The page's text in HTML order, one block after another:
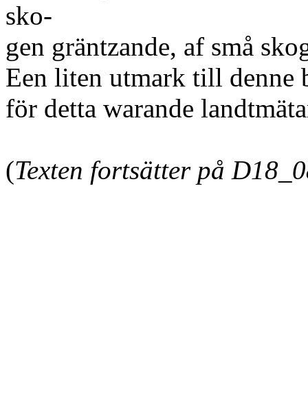
sko-
gen gräntzande, af små
Een liten utmark till denne
för detta warande
(Texten fortsätter på